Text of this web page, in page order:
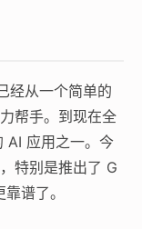
经从一个简单的
帮手。到现在全
AI 应用之一。今
特别是推出了 G
谱了。